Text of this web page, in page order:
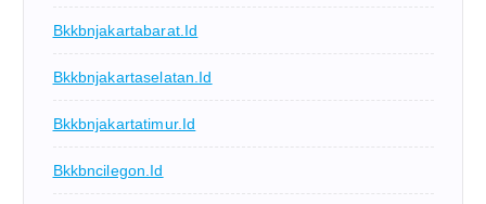
Bkkbnjakartabarat.id
Bkkbnjakartaselatan.id
Bkkbnjakartatimur.id
Bkkbncilegon.id